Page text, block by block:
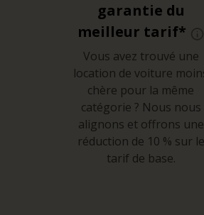
garantie du
meilleur tarif*
Vous avez trouvé une
location de voiture
chère pour la même
catégorie ? Nous nous
alignons et offrons une
réduction de 10 % sur le
tarif de base.